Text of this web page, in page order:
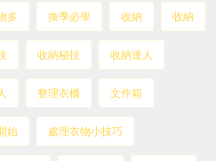
多 換季必學 收納 收納
收納秘技 收納達人
整理衣櫃 文件箱
始 處理衣物小技巧